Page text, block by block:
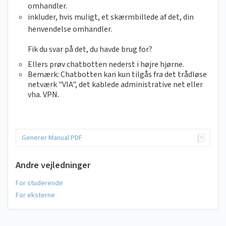
omhandler.
inkluder, hvis muligt, et skærmbillede af det, din
henvendelse omhandler.
Fik du svar på det, du havde brug for?
Ellers prøv chatbotten nederst i højre hjørne.
Bemærk: Chatbotten kan kun tilgås fra det trådløse
netværk "VIA", det kablede administrative net eller
vha. VPN.
Generer Manual PDF
Andre vejledninger
For studerende
For eksterne